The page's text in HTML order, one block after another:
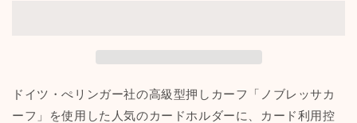
ン
カ
ト
ン
カ
ドイツ・ぺリンガー社の高級型押しカーフ「ノブレッサカ
ーフ」を使用した人気のカードホルダーに、カード利用控